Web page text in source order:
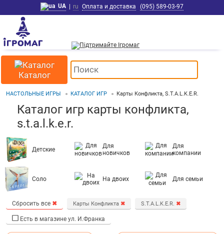
UA | ru Оплата и доставка (095) 589-03-97
Каталог
НАСТОЛЬНЫЕ ИГРЫ КАТАЛОГ ИГР Карты Конфликта, S.T.A.L.K.E.R.
Каталог игр карты конфликта,
s.t.a.l.k.e.r.
Детские
Для
новичков
Для
компании
Соло На двоих Для семьи
Сбросить все ✖ Карты Конфликта ✖ S.T.A.L.K.E.R. ✖
Есть в магазине ул. И.Франка